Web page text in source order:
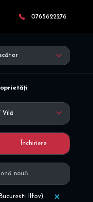
0765622276
Vilă
Închiriere
Ilfov)